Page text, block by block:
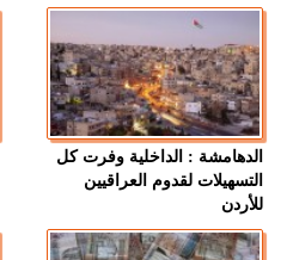
الدهامشة : الداخلية وفرت كل
التسهيلات لقدوم العراقيين
للأردن